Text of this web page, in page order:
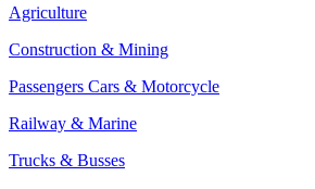
Agriculture
Construction & Mining
Passengers Cars & Motorcycle
Railway & Marine
Trucks & Busses